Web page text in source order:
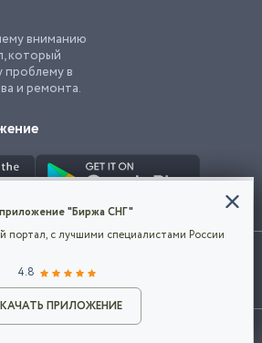
объявление
вниманию
который
в
и ремонта.
числе подача объявлений, означает
сайте являются собственностью их
©2026Биржа СНГ
cookie, чтобы сделать
каждого
компании
использования cookie.
"Биржа СНГ"
портал, с лучшими специалистами России
4.8
ПРИЛОЖЕНИЕ